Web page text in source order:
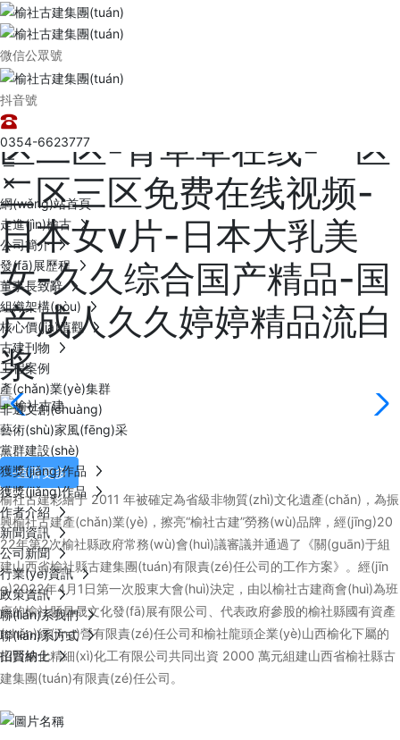
午夜视频免费-国内性爱
视频-国产精品1024-亚
洲精品伊人-免费精品一
区二区-青草草在线-一区
二区三区免费在线视频-
日本女v片-日本大乳美
女-久久综合国产精品-国
产成人久久婷婷精品流白
浆
微信公眾號
抖音號
0354-6623777
網(wǎng)站首頁
走進(jìn)榆古
公司簡介
發(fā)展歷程
董事長致辭
組織架構(gòu)
核心價(jià)值觀
古建刊物
工程案例
產(chǎn)業(yè)集群
非遺文創(chuàng)
藝術(shù)家風(fēng)采
黨群建設(shè)
獲獎(jiǎng)作品
獲獎(jiǎng)作品
作者介紹
新聞資訊
公司新聞
行業(yè)資訊
政策資訊
聯(lián)系我們
聯(lián)系方式
招賢納士
-查看更多
榆社古建彩繪于 2011 年被確定為省級非物質(zhì)文化遺產(chǎn)，為振
興榆社古建產(chǎn)業(yè)，擦亮“榆社古建”勞務(wù)品牌，經(jīng)20
22年第2次榆社縣政府常務(wù)會(huì)議審議并通過了《關(guān)于組
建山西省榆社縣古建集團(tuán)有限責(zé)任公司的工作方案》。經(jīn
g)2022年4月1日第一次股東大會(huì)決定，由以榆社古建商會(huì)為班
底的榆社縣昌晟文化發(fā)展有限公司、代表政府參股的榆社縣國有資產
(chǎn)經(jīng)營有限責(zé)任公司和榆社龍頭企業(yè)山西榆化下屬的
山西榆化精細(xì)化工有限公司共同出資 2000 萬元組建山西省榆社縣古
建集團(tuán)有限責(zé)任公司。